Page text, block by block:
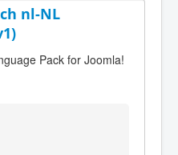
nl-NL
Pack for Joomla!